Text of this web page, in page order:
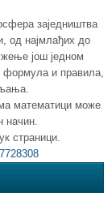
заједништва
од најмлађих до
још једном
формула и правила,
математици може
начин.
страници.